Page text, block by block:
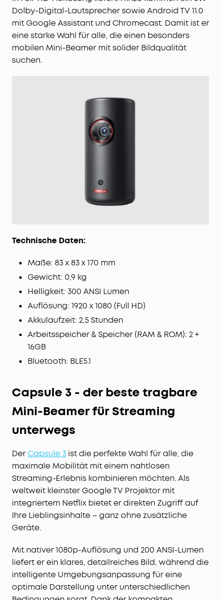
Dolby-Digital-Lautsprecher sowie Android TV 11.0
mit Google Assistant und Chromecast. Damit ist er
eine starke Wahl für alle, die einen besonders
mobilen Mini-Beamer mit solider Bildqualität
suchen.
Technische Daten:
Maße: 83 x 83 x 170 mm
Gewicht: 0,9 kg
Helligkeit: 300 ANSI Lumen
Auflösung: 1920 x 1080 (Full HD)
Akkulaufzeit: 2,5 Stunden
Arbeitsspeicher & Speicher (RAM & ROM): 2 +
16GB
Bluetooth: BLE5.1
Capsule 3 - der beste tragbare
Mini-Beamer für Streaming
unterwegs
DerCapsule 3 ist die perfekte Wahl für alle, die
maximale Mobilität mit einem nahtlosen
Streaming-Erlebnis kombinieren möchten. Als
weltweit kleinster Google TV Projektor mit
integriertem Netflix bietet er direkten Zugriff auf
Ihre Lieblingsinhalte – ganz ohne zusätzliche
Geräte.
Mit nativer 1080p-Auflösung und 200 ANSI-Lumen
liefert er ein klares, detailreiches Bild, während die
intelligente Umgebungsanpassung für eine
optimale Darstellung unter unterschiedlichen